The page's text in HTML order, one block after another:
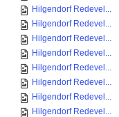
Hilgendorf Redevel...
Hilgendorf Redevel...
Hilgendorf Redevel...
Hilgendorf Redevel...
Hilgendorf Redevel...
Hilgendorf Redevel...
Hilgendorf Redevel...
Hilgendorf Redevel...